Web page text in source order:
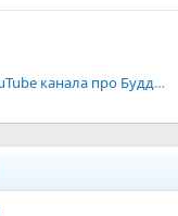
Ищу PR-щика и маркетолога для YouTube канала про Буддизм